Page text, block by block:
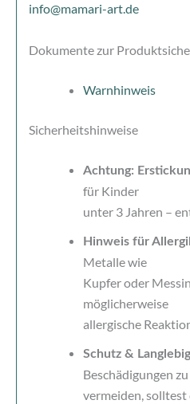
info@mamari-art.de
Dokumente zur
Warnhinweis
Sicherheitshinweise
Achtung:
für Kinder
unter 3 Jahren –
Hinweis für
Metalle wie
Kupfer oder
möglicherweise
allergische
Schutz &
Beschädigungen zu
vermeiden, solltest